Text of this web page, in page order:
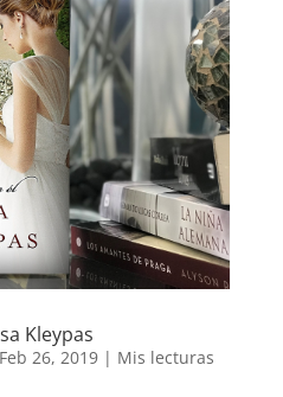
Kleypas
Feb 26, 2019| Mis lecturas